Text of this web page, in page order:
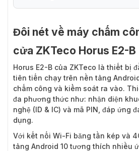
Đôi nét về máy chấm
cửa ZKTeco Horus E2-B
Horus E2-B của ZKTeco là thiết bị
tiên tiến chạy trên nền tảng
chấm công và kiểm soát ra vào.
đa phương thức như: nhận diện
nghệ (ID & IC) và mã PIN, đáp ứng
dụng.
Với kết nối Wi-Fi băng tần kép và
tảng Android 10 tương thích nhiều